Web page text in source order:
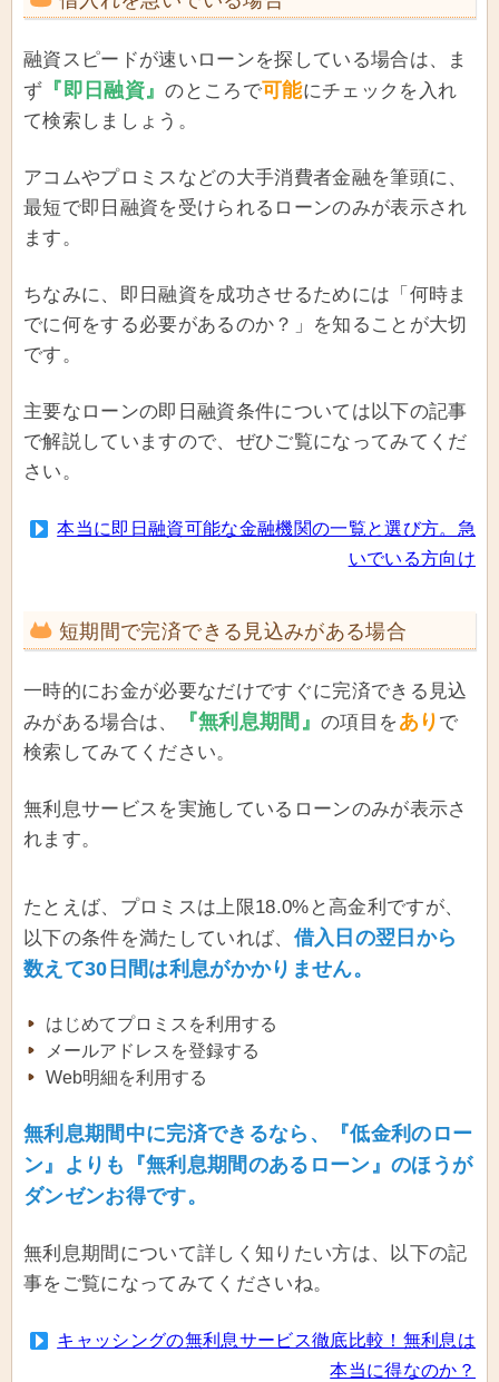
融資スピードが速いローンを探している場合は、ま
ず 『即日融資』のところで可能にチェックを入れ
て検索しましょう。
アコムやプロミスなどの大手消費者金融を筆頭に、
最短で即日融資を受けられるローンのみが表示され
ます。
ちなみに、即日融資を成功させるためには「何時ま
でに何をする必要があるのか？」を知ることが大切
です。
主要なローンの即日融資条件については以下の記事
で解説していますので、ぜひご覧になってみてくだ
さい。
本当に即日融資可能な金融機関の一覧と選び方。急
いでいる方向け
短期間で完済できる見込みがある場合
一時的にお金が必要なだけですぐに完済できる見込
みがある場合は、
『無利息期間』の項目をあり で
検索してみてください。
無利息サービスを実施しているローンのみが表示さ
れます。
たとえば、プロミスは上限18.0%と高金利ですが、
以下の条件を満たしていれば、 借入日の翌日から
数えて30日間は利息がかかりません。
はじめてプロミスを利用する
メールアドレスを登録する
Web明細を利用する
無利息期間中に完済できるなら、『低金利のロー
ン』よりも『無利息期間のあるローン』のほうが
ダンゼンお得です。
無利息期間について詳しく知りたい方は、以下の記
事をご覧になってみてくださいね。
キャッシングの無利息サービス徹底比較！無利息は
本当に得なのか？